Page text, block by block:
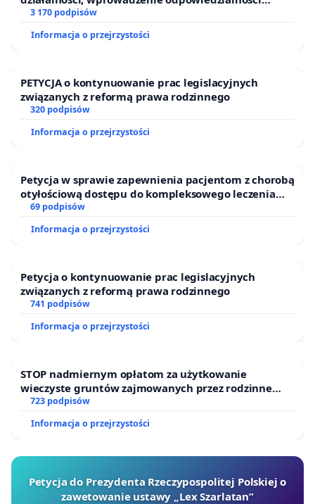
finansowej kluczowych urzędników i sędziów
3 170 podpisów
Informacja o przejrzystości
PETYCJA o kontynuowanie prac legislacyjnych
związanych z reformą prawa rodzinnego
320 podpisów
Informacja o przejrzystości
Petycja w sprawie zapewnienia pacjentom z chorobą
otyłościową dostępu do kompleksowego leczenia
oraz programów profilaktycznych.
69 podpisów
Informacja o przejrzystości
Petycja o kontynuowanie prac legislacyjnych
związanych z reformą prawa rodzinnego
741 podpisów
Informacja o przejrzystości
STOP nadmiernym opłatom za użytkowanie
wieczyste gruntów zajmowanych przez rodzinne
ogrody działkowe.
723 podpisów
Informacja o przejrzystości
Petycja do Prezydenta Rzeczypospolitej Polskiej o
zawetowanie ustawy „Lex Szarlatan”